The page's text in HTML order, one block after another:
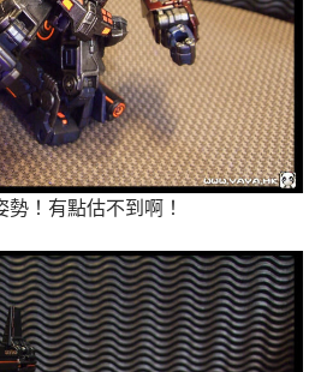
！有點估不到啊！